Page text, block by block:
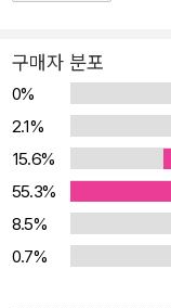
한 글감&핵심 문제,
6. 어휘·어법 문제로 어휘력 강화 ■ 《기적의 독해
독해가 뭐예요? 독해
강력 추천! 2. 다양한
학생은 [실력편] 진심
쌓고 싶은 초등학생, [
을 경험하고 싶은 초등
까지 초강력 추천!
구매자 분포
0%
2.1%
15.6%
55.3%
8.5%
0.7%